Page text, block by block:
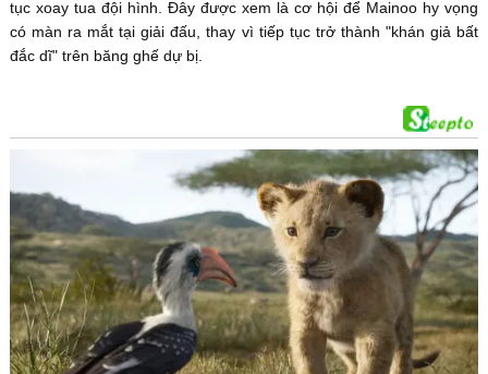
tục xoay tua đội hình. Đây được xem là cơ hội để Mainoo hy vọng
có màn ra mắt tại giải đấu, thay vì tiếp tục trở thành "khán giả bất
đắc dĩ" trên băng ghế dự bị.